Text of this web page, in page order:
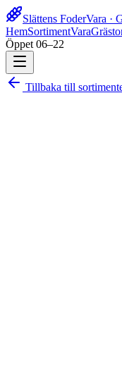
Slättens FoderVara ·
HemSortimentVara
Öppet 06–22
Tillbaka till